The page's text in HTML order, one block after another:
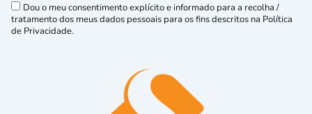
Dou o meu consentimento explícito e informado para a recolha /
tratamento dos meus dados pessoais para os fins descritos na Política
de Privacidade.